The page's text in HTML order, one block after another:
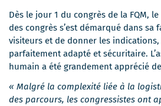
Dès le jour 1 du congrès de la FQM,
des congrès s’est démarqué dans sa
visiteurs et de donner les
parfaitement adapté et sécuritaire.
humain a été grandement apprécié
« Malgré la complexité liée à la
des parcours, les congressistes ont